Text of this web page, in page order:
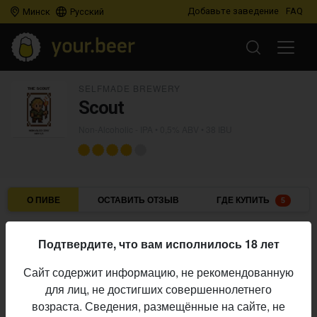
Минск Русский Добавьте заведение FAQ
Scout
О ПИВЕ ОСТАВИТЬ ОТЗЫВ ГДЕ КУПИТЬ 5
Пивоварня:
Selfmade Brewery
Алкоголь:
0,5%
Горечь:
38 IBU
Подтвердите, что вам исполнилось 18 лет
Сайт содержит информацию, не рекомендованную
для лиц, не достигших совершеннолетнего
возраста. Сведения, размещённые на сайте, не